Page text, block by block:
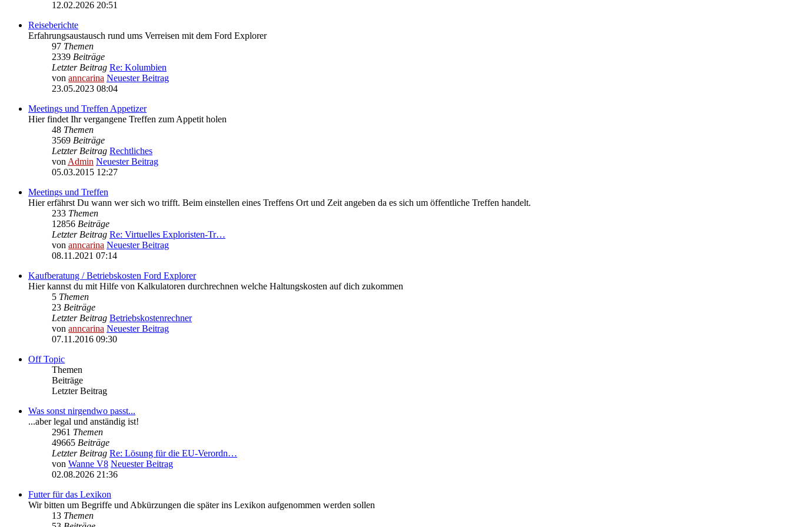
12.02.2026 20:51
Reiseberichte
Erfahrungsaustausch rund ums Verreisen mit dem Ford Explorer
97 Themen
2339 Beiträge
Letzter Beitrag Re: Kolumbien
von anncarina Neuester Beitrag
23.05.2023 08:04
Meetings und Treffen Appetizer
Hier findet Ihr vergangene Treffen zum Appetit holen
48 Themen
3569 Beiträge
Letzter Beitrag Rechtliches
vonAdmin Neuester Beitrag
05.03.2015 12:27
Meetings und Treffen
Hier erfährst Du wann wer sich wo trifft. Beim einstellen eines Treffens Ort und Zeit angeben da es sich um öffentliche Treffen handelt.
233 Themen
12856 Beiträge
Letzter Beitrag Re: Virtuelles Exploristen-Tr…
von anncarina Neuester Beitrag
08.11.2021 07:14
Kaufberatung / Betriebskosten Ford Explorer
Hier kannst du mit Hilfe von Kalkulatoren durchrechnen welche Haltungskosten auf dich zukommen
5 Themen
23 Beiträge
Letzter Beitrag Betriebskostenrechner
von anncarina Neuester Beitrag
07.11.2016 09:30
Off Topic
Themen
Beiträge
Letzter Beitrag
Was sonst nirgendwo passt...
...aber legal und anständig ist!
2961 Themen
49665 Beiträge
Letzter Beitrag Re: Lösung für die EU‑Verordn…
von Wanne V8 Neuester Beitrag
02.08.2026 21:36
Futter für das Lexikon
Wir bitten um Begriffe und Abkürzungen die später ins Lexikon aufgenommen werden sollen
13 Themen